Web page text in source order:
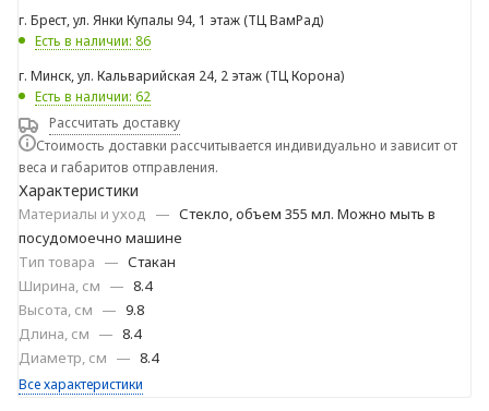
г. Брест, ул. Янки Купалы 94, 1 этаж (ТЦ ВамРад)
Есть в наличии: 86
г. Минск, ул. Кальварийская 24, 2 этаж (ТЦ Корона)
Есть в наличии: 62
Рассчитать доставку
Стоимость доставки рассчитывается индивидуально и зависит от
веса и габаритов отправления.
Характеристики
Материалы и уход — Стекло, объем 355 мл. Можно мыть в
посудомоечно машине
Тип товара — Стакан
Ширина, см — 8.4
Высота, см — 9.8
Длина, см — 8.4
Диаметр, см — 8.4
Все характеристики